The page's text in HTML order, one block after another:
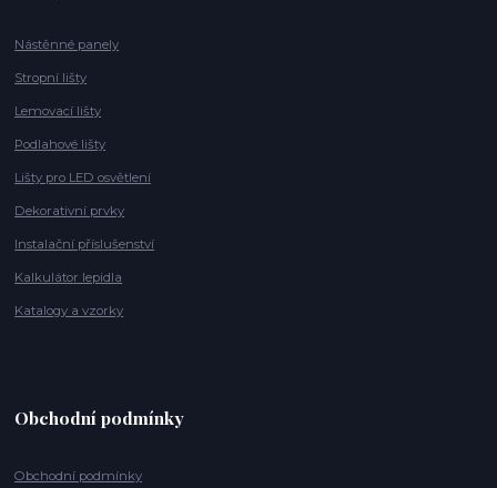
Nástěnné panely
Stropní lišty
Lemovací lišty
Podlahové lišty
Lišty pro LED osvětlení
Dekorativní prvky
Instalační příslušenství
Kalkulátor lepidla
Katalogy a vzorky
Obchodní podmínky
Obchodní podmínky